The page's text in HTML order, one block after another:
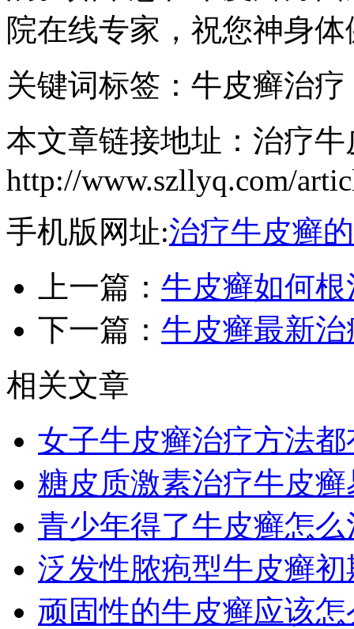
院在线专家，祝您神身
关键词标签：牛皮癣治疗
本文章链接地址：治疗
http://www.szllyq.com/
手机版网址:治疗牛皮癣
上一篇： 牛皮癣如何根
下一篇： 牛皮癣最新
相关文章
女子牛皮癣治疗方法
糖皮质激素治疗牛皮
青少年得了牛皮癣怎么
泛发性脓疱型牛皮癣
顽固性的牛皮癣应该